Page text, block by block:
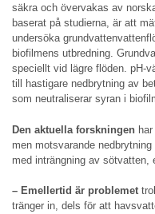
säkra och övervakas av
baserat på studierna, är att
undersöka
biofilmens utbredning.
speciellt vid lägre flöden. pH-
till hastigare nedbrytning av
som neutraliserar syran i
Den aktuella forskningen
men motsvarande
med inträngning av sötvatten,
– Emellertid är problemet
tränger in, dels för att